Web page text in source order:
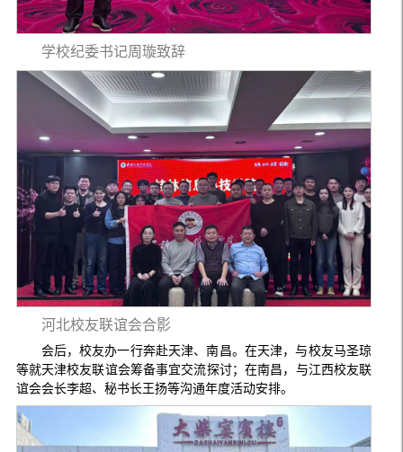
学校纪委书记周璇致辞
河北校友联谊会合影
会后，校友办一行奔赴天津、南昌。在天津，与校友马圣琼
等就天津校友联谊会筹备事宜交流探讨；在南昌，与江西校友联
谊会会长李超、秘书长王扬等沟通年度活动安排。